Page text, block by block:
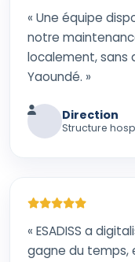
« Une équipe
notre
localement, sans
Yaoundé. »
Direction
Structure
« ESADISS a
gagne du temps,